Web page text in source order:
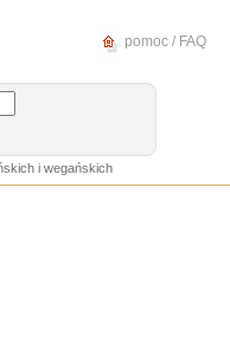
pomoc / FAQ
i wegańskich